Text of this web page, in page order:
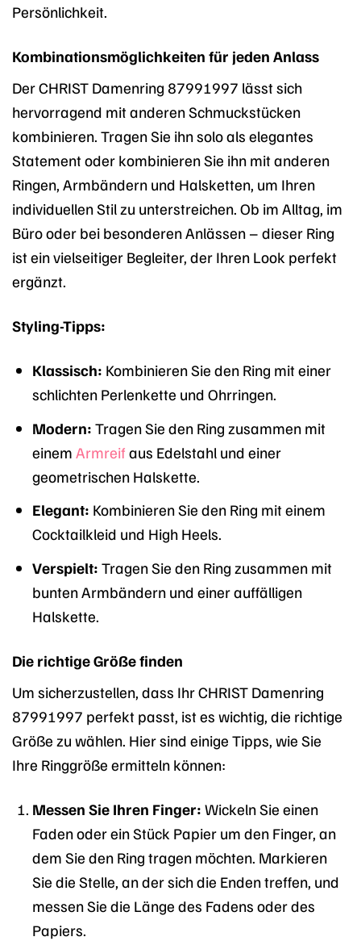
Persönlichkeit.
Kombinationsmöglichkeiten für jeden Anlass
Der CHRIST Damenring 87991997 lässt sich
hervorragend mit anderen Schmuckstücken
kombinieren. Tragen Sie ihn solo als elegantes
Statement oder kombinieren Sie ihn mit anderen
Ringen, Armbändern und Halsketten, um Ihren
individuellen Stil zu unterstreichen. Ob im Alltag, im
Büro oder bei besonderen Anlässen – dieser Ring
ist ein vielseitiger Begleiter, der Ihren Look perfekt
ergänzt.
Styling-Tipps:
Klassisch: Kombinieren Sie den Ring mit einer
schlichten Perlenkette und Ohrringen.
Modern: Tragen Sie den Ring zusammen mit
einem Armreif aus Edelstahl und einer
geometrischen Halskette.
Elegant: Kombinieren Sie den Ring mit einem
Cocktailkleid und High Heels.
Verspielt: Tragen Sie den Ring zusammen mit
bunten Armbändern und einer auffälligen
Halskette.
Die richtige Größe finden
Um sicherzustellen, dass Ihr CHRIST Damenring
87991997 perfekt passt, ist es wichtig, die richtige
Größe zu wählen. Hier sind einige Tipps, wie Sie
Ihre Ringgröße ermitteln können:
Messen Sie Ihren Finger: Wickeln Sie einen
Faden oder ein Stück Papier um den Finger, an
dem Sie den Ring tragen möchten. Markieren
Sie die Stelle, an der sich die Enden treffen, und
messen Sie die Länge des Fadens oder des
Papiers.